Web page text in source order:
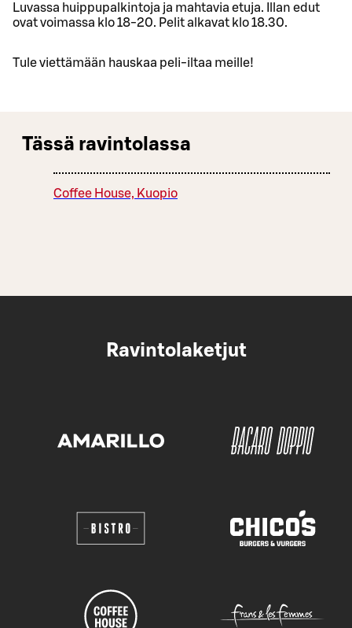
Luvassa huippupalkintoja ja mahtavia etuja. Illan edut
ovat voimassa klo 18-20. Pelit alkavat klo 18.30.
Tule viettämään hauskaa peli-iltaa meille!
Tässä ravintolassa
Coffee House, Kuopio
Ravintolaketjut